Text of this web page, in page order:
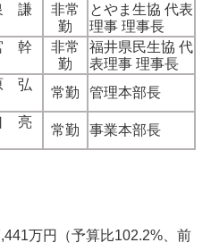
謙
非常
勤
とやま生協 代表
理事 理事長
幹
非常
勤
福井県民生協 代
表理事 理事長
弘
常勤 管理本部長
亮
常勤 事業本部長
万円（予算比102.2%、前